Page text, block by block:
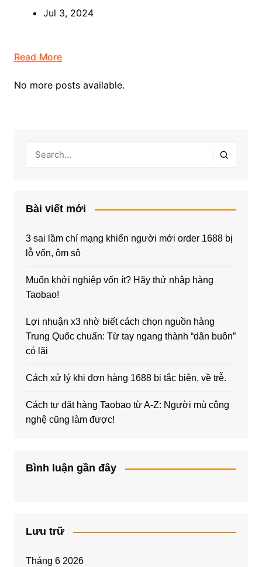
Jul 3, 2024
Read More
No more posts available.
Bài viết mới
3 sai lầm chí mạng khiến người mới order 1688 bị
lỗ vốn, ôm sô
Muốn khởi nghiệp vốn ít? Hãy thử nhập hàng
Taobao!
Lợi nhuận x3 nhờ biết cách chọn nguồn hàng
Trung Quốc chuẩn: Từ tay ngang thành “dân buôn”
có lãi
Cách xử lý khi đơn hàng 1688 bị tắc biên, về trễ.
Cách tự đặt hàng Taobao từ A-Z: Người mù công
nghệ cũng làm được!
Bình luận gần đây
Lưu trữ
Tháng 6 2026